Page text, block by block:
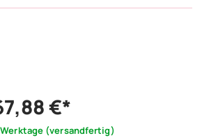
€*
(versandfertig)